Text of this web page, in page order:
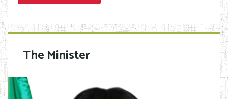
The Minister